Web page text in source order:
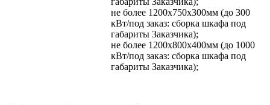
не более 1200х750х300мм (до 300
кВт/под заказ: сборка шкафа под
габариты Заказчика);
не более 1200х800х400мм (до 1000
кВт/под заказ: сборка шкафа под
габариты Заказчика);